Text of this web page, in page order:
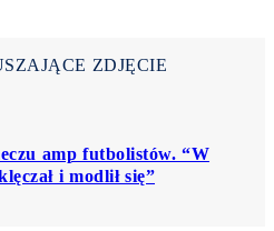
amp futbolistów. “W
i modlił się”